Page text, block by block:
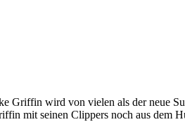
wird von vielen als der neue
mit seinen Clippers noch aus dem